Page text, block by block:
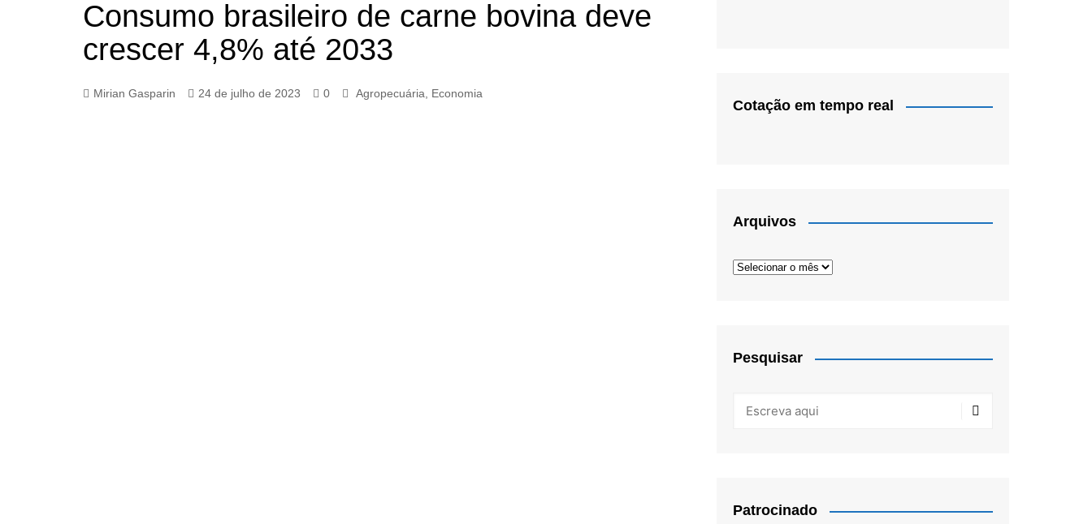
Consumo brasileiro de carne bovina deve
crescer 4,8% até 2033
Mirian Gasparin 24 de julho de 2023 0 Agropecuária Economia
Cotação em tempo real
Arquivos
Arquivos
Pesquisar
Patrocinado